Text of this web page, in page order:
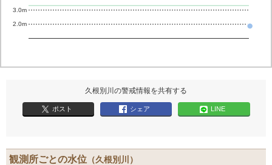
2.0m
3.0m
久根別川の警戒情報を共有する
ポスト シェア LINE
観測所ごとの水位 （久根別川）